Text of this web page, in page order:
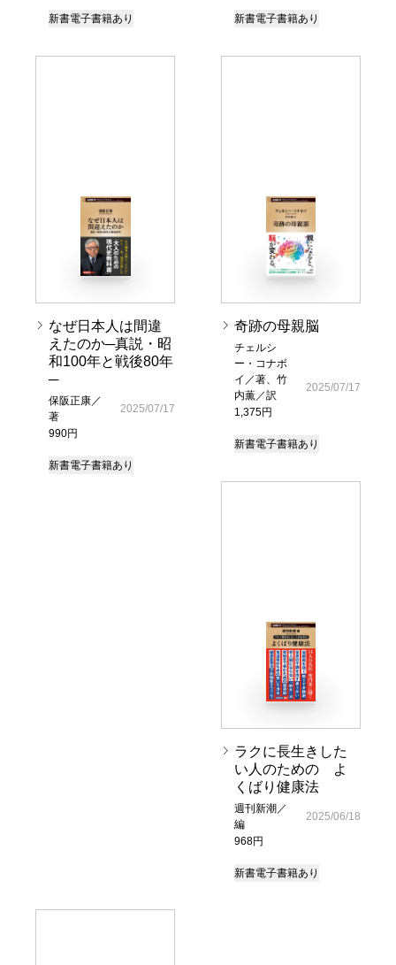
新書電子書籍あり 新書電子書籍あり
なぜ日本人は間違
えたのか─真説・昭
和100年と戦後80年
─
保阪正康／
著
990円
2025/07/17
新書電子書籍あり
奇跡の母親脳
チェルシ
ー・コナボ
イ／著、竹
内薫／訳
1,375円
2025/07/17
新書電子書籍あり
ラクに長生きした
い人のための よ
くばり健康法
週刊新潮／
編
968円
2025/06/18
新書電子書籍あり